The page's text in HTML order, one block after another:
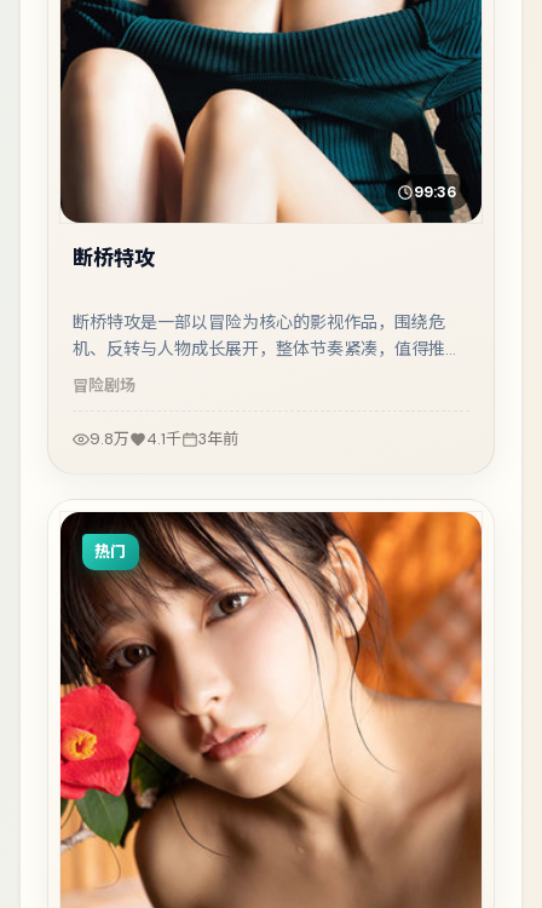
99:36
断桥特攻
断桥特攻是一部以冒险为核心的影视作品，围绕危
机、反转与人物成长展开，整体节奏紧凑，值得推荐
观看。
冒险剧场
9.8万 4.1千 3年前
热门